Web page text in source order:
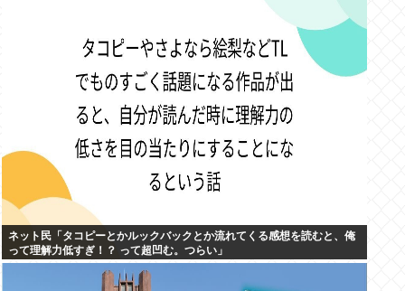
ネット民「タコピーとかルックバックとか流れてくる感想を読むと、俺
って理解力低すぎ！？ って超凹む。つらい」